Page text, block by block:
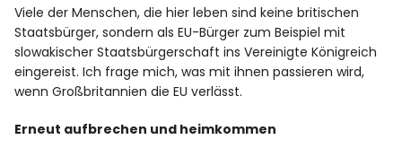
Viele der Menschen, die hier leben sind keine britischen
Staatsbürger, sondern als EU-Bürger zum Beispiel mit
slowakischer Staatsbürgerschaft ins Vereinigte Königreich
eingereist. Ich frage mich, was mit ihnen passieren wird,
wenn Großbritannien die EU verlässt.
Erneut aufbrechen und heimkommen